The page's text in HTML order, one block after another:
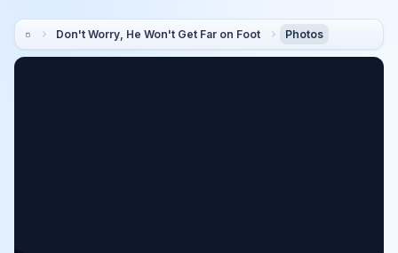
Don't Worry, He Won't Get Far on Foot Photos